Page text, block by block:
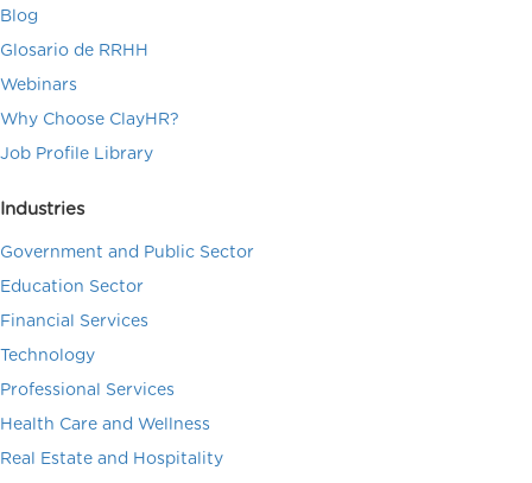
Blog
Glosario de RRHH
Webinars
Why Choose ClayHR?
Job Profile Library
Industries
Government and Public Sector
Education Sector
Financial Services
Technology
Professional Services
Health Care and Wellness
Real Estate and Hospitality